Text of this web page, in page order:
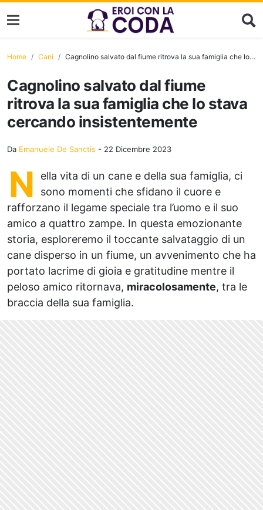
Home Cani Cagnolino salvato dal fiume ritrova la sua famiglia che lo stava cercando insistentemente
Cagnolino salvato dal fiume
ritrova la sua famiglia che lo stava
cercando insistentemente
Da Emanuele De Sanctis - 22 Dicembre 2023
N
ella vita di un cane e della sua famiglia, ci
sono momenti che sfidano il cuore e
rafforzano il legame speciale tra l’uomo e il suo
amico a quattro zampe. In questa emozionante
storia, esploreremo il toccante salvataggio di un
cane disperso in un fiume, un avvenimento che ha
portato lacrime di gioia e gratitudine mentre il
peloso amico ritornava, miracolosamente, tra le
braccia della sua famiglia.